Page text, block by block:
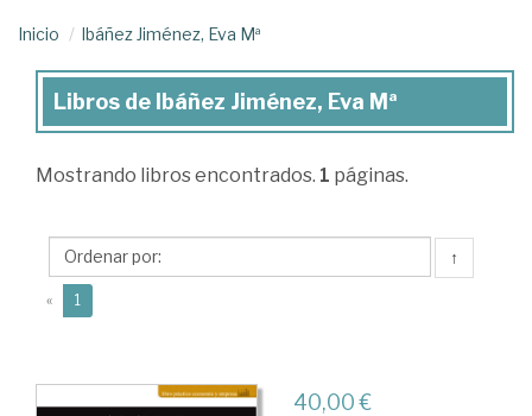
Inicio Ibáñez Jiménez, Eva Mª
Libros
Ibáñez
Eva
Mª
Libros de Ibáñez Jiménez, Eva Mª
Mostrando libros encontrados. 1 páginas.
↑
« 1
40,00 €